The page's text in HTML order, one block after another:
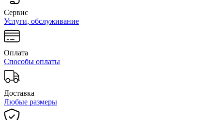
Сервис
Услуги, обслуживание
Оплата
Способы оплаты
Доставка
Любые размеры